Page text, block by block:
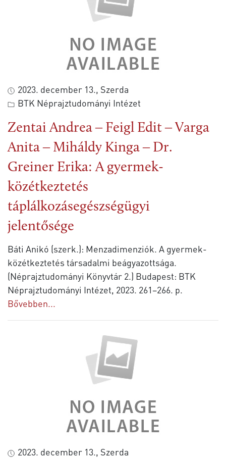
2023. december 13., Szerda
BTK Néprajztudományi Intézet
Zentai Andrea ‒ Feigl Edit ‒ Varga
Anita ‒ Miháldy Kinga ‒ Dr.
Greiner Erika: A gyermek-
közétkeztetés
táplálkozásegészségügyi
jelentősége
Báti Anikó (szerk.): Menzadimenziók. A gyermek-
közétkeztetés társadalmi beágyazottsága.
(Néprajztudományi Könyvtár 2.) Budapest: BTK
Néprajztudományi Intézet, 2023. 261–266. p.
Bővebben...
2023. december 13., Szerda